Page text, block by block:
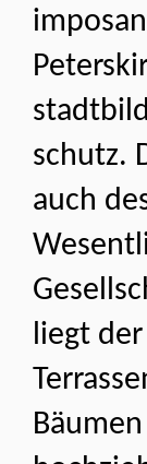
schutz.
auch
liegt